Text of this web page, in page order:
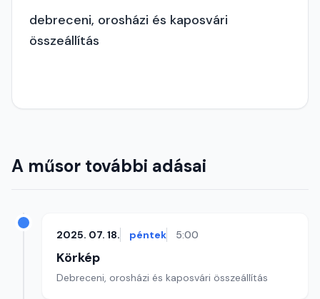
debreceni, orosházi és kaposvári
összeállítás
A műsor további adásai
2025. 07. 18. péntek 5:00
Körkép
Debreceni, orosházi és kaposvári összeállítás